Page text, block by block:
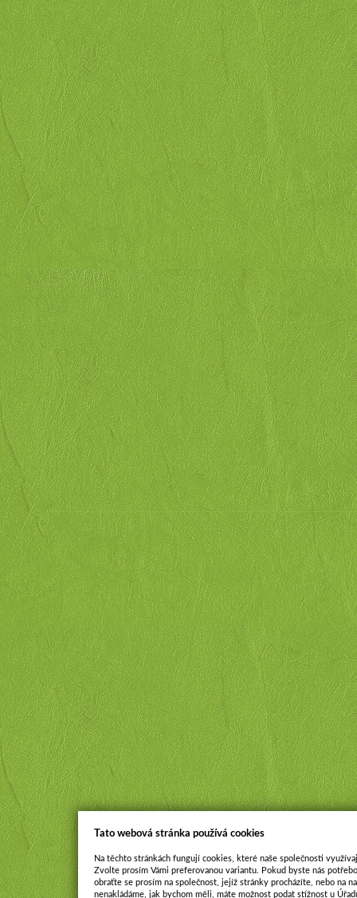
Tato webová stránka používá cookies
Na těchto stránkách fungují cookies, které naše společnosti
Zvolte prosím Vámi preferovanou variantu. Pokud byste nás
obraťte se prosím na společnost, jejíž stránky procházíte, nebo na
nenakládáme, jak bychom měli, máte možnost podat stížnost u